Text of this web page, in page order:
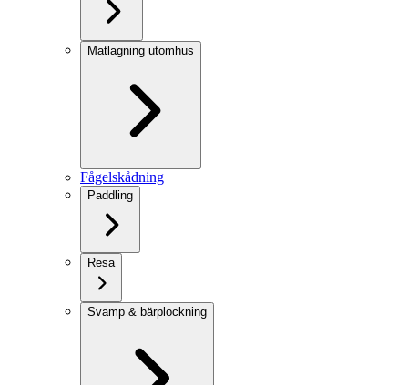
Matlagning utomhus
Fågelskådning
Paddling
Resa
Svamp & bärplockning